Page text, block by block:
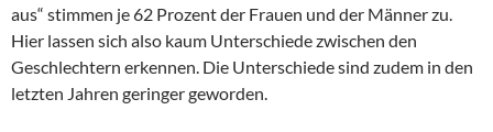
aus“ stimmen je 62 Prozent der Frauen und der Männer zu.
Hier lassen sich also kaum Unterschiede zwischen den
Geschlechtern erkennen. Die Unterschiede sind zudem in den
letzten Jahren geringer geworden.